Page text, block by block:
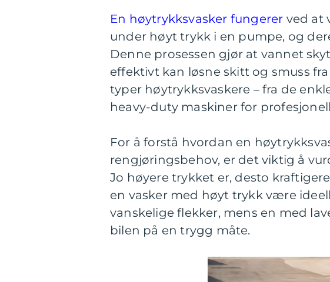
En høytrykksvasker fungerer ved at
under høyt trykk i en pumpe, og
Denne prosessen gjør at vannet
effektivt kan løsne skitt og smuss
typer høytrykksvaskere – fra de
heavy-duty maskiner for
For å forstå hvordan en
rengjøringsbehov, er det viktig å
Jo høyere trykket er, desto
en vasker med høyt trykk være
vanskelige flekker, mens en med
bilen på en trygg måte.